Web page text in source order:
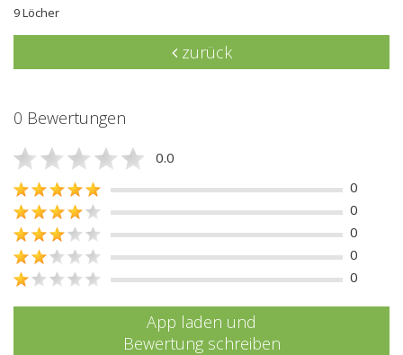
9 Löcher
zurück
0 Bewertungen
0.0
0
0
0
0
0
App laden und
Bewertung schreiben